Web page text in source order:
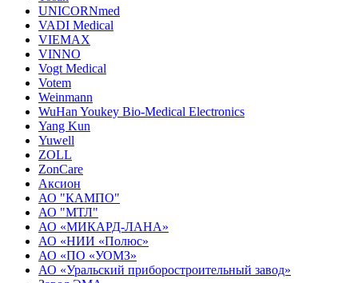
UNICORNmed
VADI Medical
VIEMAX
VINNO
Vogt Medical
Votem
Weinmann
WuHan Youkey Bio-Medical Electronics
Yang Kun
Yuwell
ZOLL
ZonCare
Аксион
АО "КАМПО"
АО "МТЛ"
АО «МИКАРД-ЛАНА»
АО «НИИ «Полюс»
АО «ПО «УОМЗ»
АО «Уральский приборостроительный завод»